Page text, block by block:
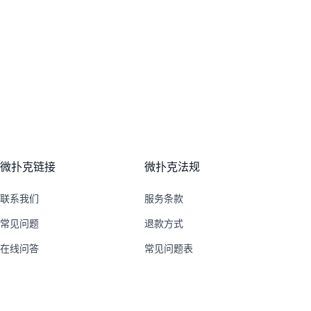
微扑克链接
联系我们
常见问题
在线问答
微扑克法规
服务条款
退款方式
常见问题表